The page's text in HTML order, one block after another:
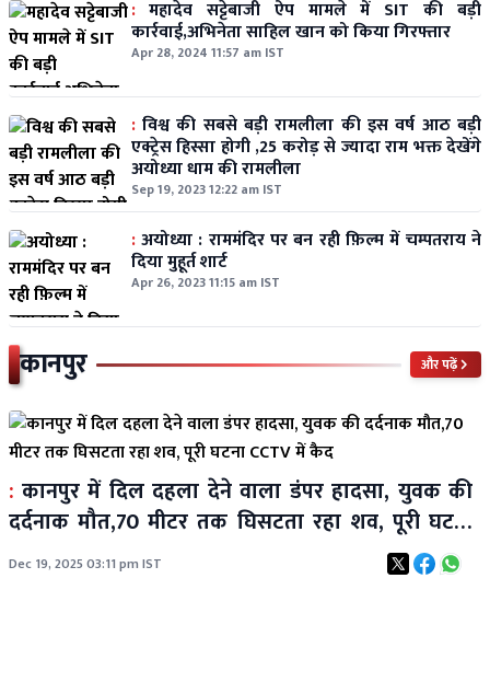
: महादेव सट्टेबाजी ऐप मामले में SIT की बड़ी
कार्रवाई,अभिनेता साहिल खान को किया गिरफ्तार
Apr 28, 2024 11:57 am IST
: विश्व की सबसे बड़ी रामलीला की इस वर्ष आठ बड़ी
एक्ट्रेस हिस्सा होगी ,25 करोड़ से ज्यादा राम भक्त देखेंगे
अयोध्या धाम की रामलीला
Sep 19, 2023 12:22 am IST
:अयोध्या : राममंदिर पर बन रही फ़िल्म में चम्पतराय ने
दिया मुहूर्त शार्ट
Apr 26, 2023 11:15 am IST
कानपुर और पढ़ें
: कानपुर में दिल दहला देने वाला डंपर हादसा, युवक की
दर्दनाक मौत,70 मीटर तक घिसटता रहा शव, पूरी घटना
CCTV में कैद
Dec 19, 2025 03:11 pm IST